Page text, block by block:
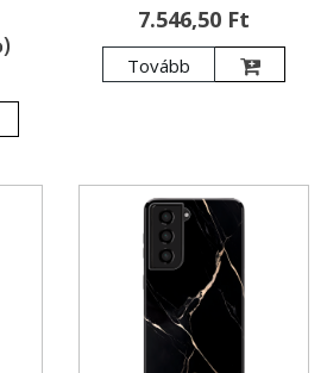
7.546,50 Ft
Tovább